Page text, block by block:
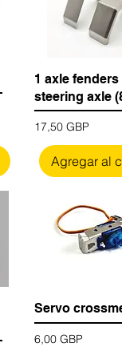
1 axle
steering axle
Precio
17,50 GBP
Agregar al
Servo
Precio
6,00 GBP